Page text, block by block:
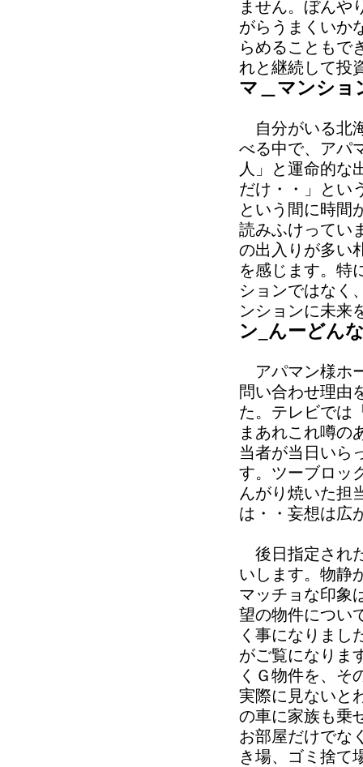
ません。ぼんや
がらうまくいか
らめることもで
れと継続して投
マ＿マンショ
自分がいる北
べる中で、アパ
人」と運命的な
だけ・・」とい
という間に時間
読みふけってい
の出入りが多い
を感じます。特
ションではなく
ンションに未来
ン_んーどん
アパマン様ホ
問い合わせ理由
た。テレビでは
まあれこれ噂の
当者が当日いら
す。ツーブロッ
んがり焼いた担
は・・妄想は広
後日指定され
いします。物静
マッチョな印象
望の物件につい
く事になりまし
がご覧になりま
くＧ物件を、そ
実際に見ないと
の車に家族も乗
お部屋だけでな
き場、ゴミ捨て